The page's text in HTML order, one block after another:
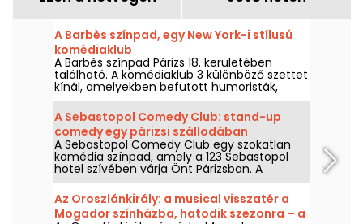
A Barbès színpad, egy New York-i stílusú
komédiaklub
A Barbès színpad Párizs 18. kerületében
található. A komédiaklub 3 különböző szettet
kínál, amelyekben befutott humoristák,
potenciális jövőbeli stand-up sztárok, sőt
olyan művészek is fellépnek, akik először
lépnek színpadra.
A Sebastopol Comedy Club: stand-up
comedy egy párizsi szállodában
A Sebastopol Comedy Club egy szokatlan
komédia színpad, amely a 123 Sebastopol
hotel szívében várja Önt Párizsban. A
szálloda szívében minden hétvégén stand-
up színpadot találsz, amelynek elismert
művészek adnak otthont.
Az Oroszlánkirály: a musical visszatér a
Mogador színházba, hatodik szezonra – a